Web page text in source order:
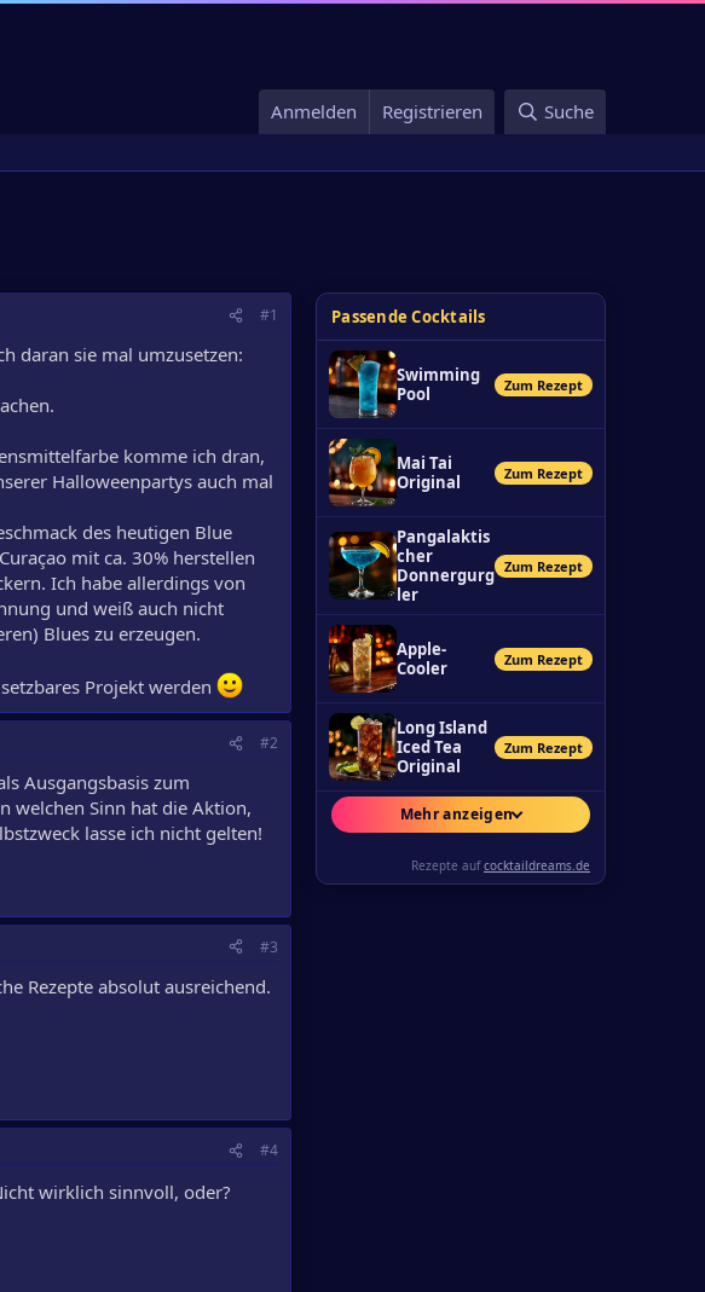
Anmelden Registrieren Suche
#1
daran sie mal umzusetzen:
komme ich dran,
Halloweenpartys auch mal
des heutigen Blue
mit ca. 30% herstellen
Ich habe allerdings von
und weiß auch nicht
Blues zu erzeugen.
Projekt werden
#2
Ausgangsbasis zum
welchen Sinn hat die Aktion,
lasse ich nicht gelten!
#3
Rezepte absolut ausreichend.
#4
wirklich sinnvoll, oder?
Passende Cocktails
Swimming
Pool
Zum Rezept
Mai Tai
Original
Zum Rezept
Pangalaktis
cher
Donnergurg
ler
Zum Rezept
Apple-
Cooler
Zum Rezept
Long Island
Iced Tea
Original
Zum Rezept
Mehr anzeigen
Rezepte aufcocktaildreams.de